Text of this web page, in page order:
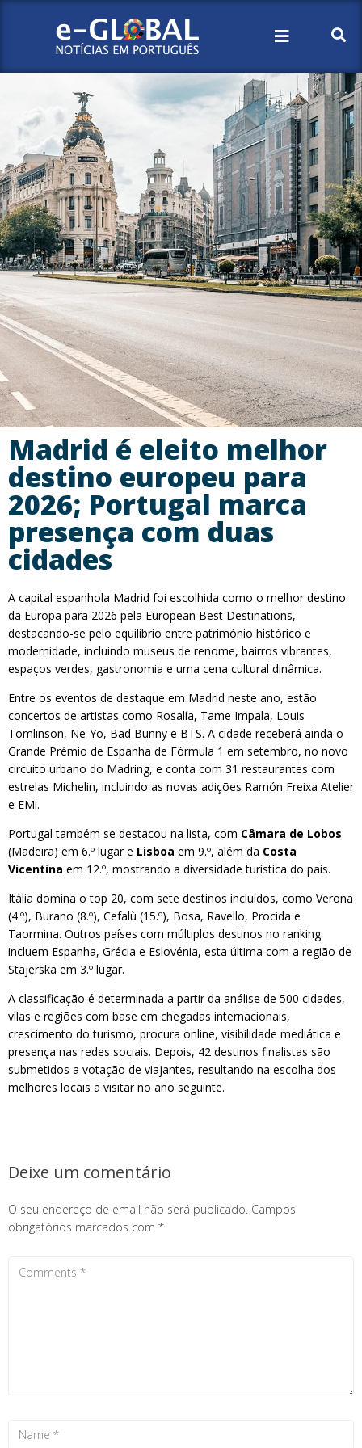
Madrid é eleito melhor
destino europeu para
2026; Portugal marca
presença com duas
cidades
A capital espanhola Madrid foi escolhida como o melhor destino
da Europa para 2026 pela European Best Destinations,
destacando-se pelo equilíbrio entre património histórico e
modernidade, incluindo museus de renome, bairros vibrantes,
espaços verdes, gastronomia e uma cena cultural dinâmica.
Entre os eventos de destaque em Madrid neste ano, estão
concertos de artistas como Rosalía, Tame Impala, Louis
Tomlinson, Ne-Yo, Bad Bunny e BTS. A cidade receberá ainda o
Grande Prémio de Espanha de Fórmula 1 em setembro, no novo
circuito urbano do Madring, e conta com 31 restaurantes com
estrelas Michelin, incluindo as novas adições Ramón Freixa Atelier
e EMi.
Portugal também se destacou na lista, com Câmara de Lobos
(Madeira) em 6.º lugar e Lisboa em 9.º, além da Costa
Vicentina em 12.º, mostrando a diversidade turística do país.
Itália domina o top 20, com sete destinos incluídos, como Verona
(4.º), Burano (8.º), Cefalù (15.º), Bosa, Ravello, Procida e
Taormina. Outros países com múltiplos destinos no ranking
incluem Espanha, Grécia e Eslovénia, esta última com a região de
Stajerska em 3.º lugar.
A classificação é determinada a partir da análise de 500 cidades,
vilas e regiões com base em chegadas internacionais,
crescimento do turismo, procura online, visibilidade mediática e
presença nas redes sociais. Depois, 42 destinos finalistas são
submetidos a votação de viajantes, resultando na escolha dos
melhores locais a visitar no ano seguinte.
Deixe um comentário
O seu endereço de email não será publicado. Campos
obrigatórios marcados com *